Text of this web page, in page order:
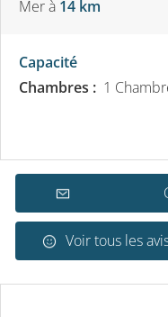
Merà 14 km
Capacité
Chambres : 1
Voir tous les